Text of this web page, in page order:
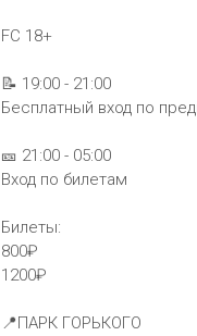
FC 18+
📝 19:00 - 21:00
Бесплатный вход по
🎫 21:00 - 05:00
Вход по билетам
Билеты:
800₽
1200₽
📍ПАРК ГОРЬКОГО